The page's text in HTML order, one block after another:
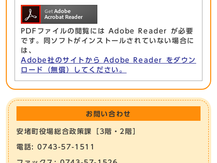
PDFファイルの閲覧には Adobe Reader が必要
です。同ソフトがインストールされていない場合に
は、
Adobe社のサイトから Adobe Reader をダウン
ロード（無償）してください。
お問い合わせ
安堵町役場総合政策課［3階・2階］
電話: 0743-57-1511